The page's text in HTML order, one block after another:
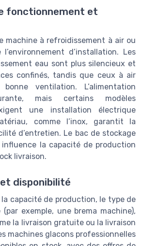
fonctionnement et
machine à refroidissement à air ou
d’installation. Les
eau sont plus silencieux et
confinés, tandis que ceux à air
ventilation. L’alimentation
mais certains modèles
une installation électrique
comme l’inox, garantit la
d’entretien. Le bac de stockage
la capacité de production
livraison.
disponibilité
la capacité de production, le type de
exemple, une brema machine),
la livraison gratuite ou la livraison
machines glacons professionnelles